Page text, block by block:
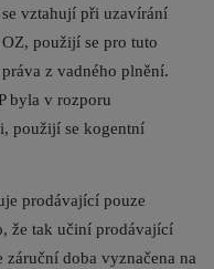
vztahují při uzavírání
použijí se pro tuto
z vadného plnění.
byla v rozporu
použijí se kogentní
prodávající pouze
že tak učiní prodávající
záruční doba vyznačena na